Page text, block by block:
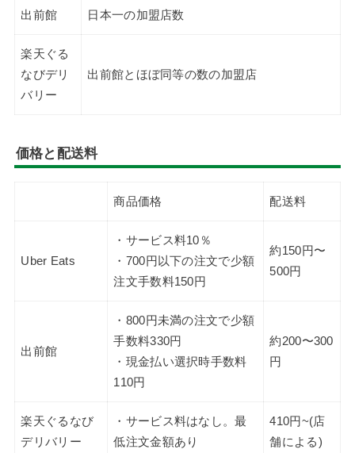
出前館 日本一の加盟店数
楽天ぐる
なびデリ
バリー
出前館とほぼ同等の数の加盟店
価格と配送料
商品価格 配送料
Uber Eats
・サービス料10％
・700円以下の注文で少額
注文手数料150円
約150円〜
500円
出前館
・800円未満の注文で少額
手数料330円
・現金払い選択時手数料
110円
約200〜300
円
楽天ぐるなび
デリバリー
・サービス料はなし。最
低注文金額あり
410円~(店
舗による)